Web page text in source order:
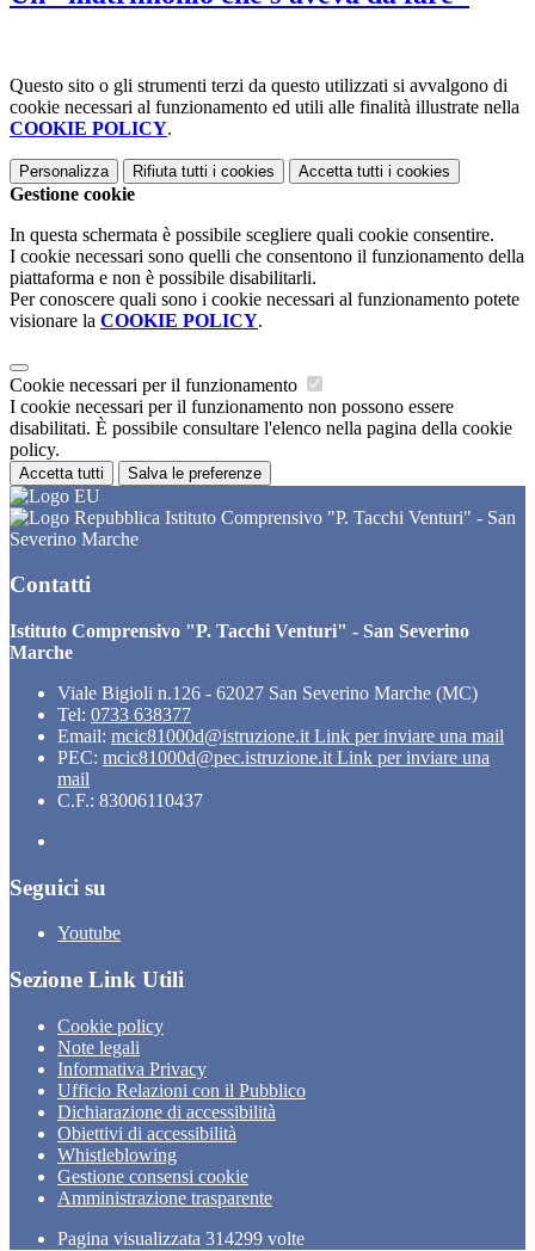
Questo sito o gli strumenti terzi da questo utilizzati si avvalgono di
cookie necessari al funzionamento ed utili alle finalità illustrate nella
COOKIE POLICY.
Personalizza Rifiuta tutti i cookies Accetta tutti i cookies
Gestione cookie
In questa schermata è possibile scegliere quali cookie consentire.
I cookie necessari sono quelli che consentono il funzionamento della
piattaforma e non è possibile disabilitarli.
Per conoscere quali sono i cookie necessari al funzionamento potete
visionare la COOKIE POLICY.
Cookie necessari per il funzionamento
I cookie necessari per il funzionamento non possono essere
disabilitati. È possibile consultare l'elenco nella pagina della cookie
policy.
Accetta tutti Salva le preferenze
Istituto Comprensivo "P. Tacchi Venturi" - San
Severino Marche
Contatti
Istituto Comprensivo "P. Tacchi Venturi" - San Severino
Marche
Viale Bigioli n.126 - 62027 San Severino Marche (MC)
Tel: 0733 638377
Email: mcic81000d@istruzione.it Link per inviare una mail
PEC: mcic81000d@pec.istruzione.it Link per inviare una
mail
C.F.: 83006110437
Seguici su
Youtube
Sezione Link Utili
Cookie policy
Note legali
Informativa Privacy
Ufficio Relazioni con il Pubblico
Dichiarazione di accessibilità
Obiettivi di accessibilità
Whistleblowing
Gestione consensi cookie
Amministrazione trasparente
Pagina visualizzata 314299 volte